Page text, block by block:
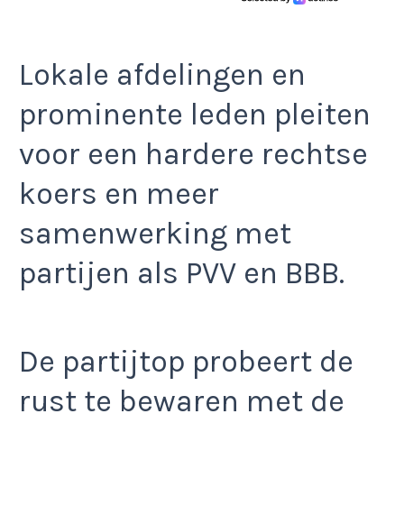
Lokale afdelingen en
prominente leden pleiten
voor een hardere rechtse
koers en meer
samenwerking met
partijen als PVV en BBB.
De partijtop probeert de
rust te bewaren met de